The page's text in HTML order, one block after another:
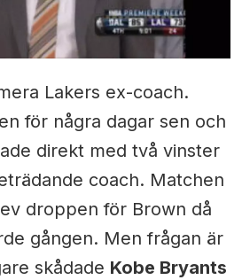
Lakers ex-coach.
för några dagar sen och
direkt med två vinster
coach. Matchen
droppen för Brown då
gången. Men frågan är
skådade Kobe Bryants